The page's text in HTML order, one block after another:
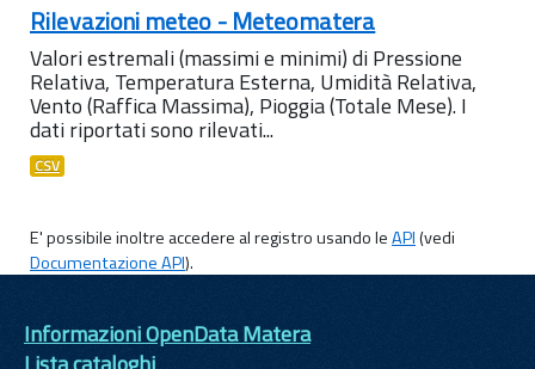
Rilevazioni meteo - Meteomatera
Valori estremali (massimi e minimi) di Pressione
Relativa, Temperatura Esterna, Umidità Relativa,
Vento (Raffica Massima), Pioggia (Totale Mese). I
dati riportati sono rilevati...
CSV
E' possibile inoltre accedere al registro usando leAPI(vedi
Documentazione API).
Informazioni OpenData Matera